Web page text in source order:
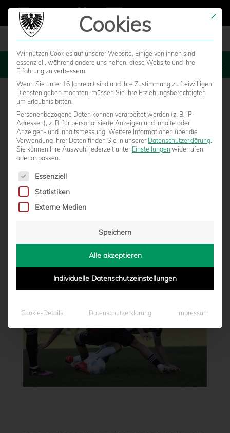
MENU
HEUTE LIVE: SC PREUSSEN MÜNSTER – 1. F
vonMarcel Weskamp|22.08.2025 - 10:00
Mit
Cookies
Wir nutzen Cookies auf unserer Website. Einige von ihnen sind
essenziell, während andere uns helfen, diese Website und Ihre
Erfahrung zu verbessern.
Wenn Sie unter 16 Jahre alt sind und Ihre Zustimmung zu freiwilligen
Diensten geben möchten, müssen Sie Ihre Erziehungsberechtigten
um Erlaubnis bitten.
Personenbezogene Daten können verarbeitet werden (z. B. IP-
Adressen), z. B. für personalisierte Anzeigen und Inhalte oder
Anzeigen- und Inhaltsmessung. Weitere Informationen über die
Verwendung Ihrer Daten finden Sie in unserer Datenschutzerklärung.
Sie können Ihre Auswahl jederzeit unter Einstellungen widerrufen
oder anpassen.
Es folgt eine Liste der Service-Gruppen, für die eine
Essenziell
Statistiken
Externe Medien
Speichern
Alle akzeptieren
Individuelle Datenschutzeinstellungen
Cookie-Details Datenschutzerklärung Impressum